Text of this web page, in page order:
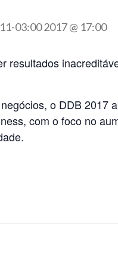
03:00 2017 @ 17:00
resultados
o DDB 2017
com o foco no